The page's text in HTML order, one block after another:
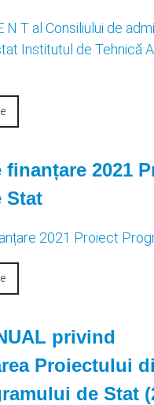
finanțare 2021
Stat
privind
Proiectului
de Stat